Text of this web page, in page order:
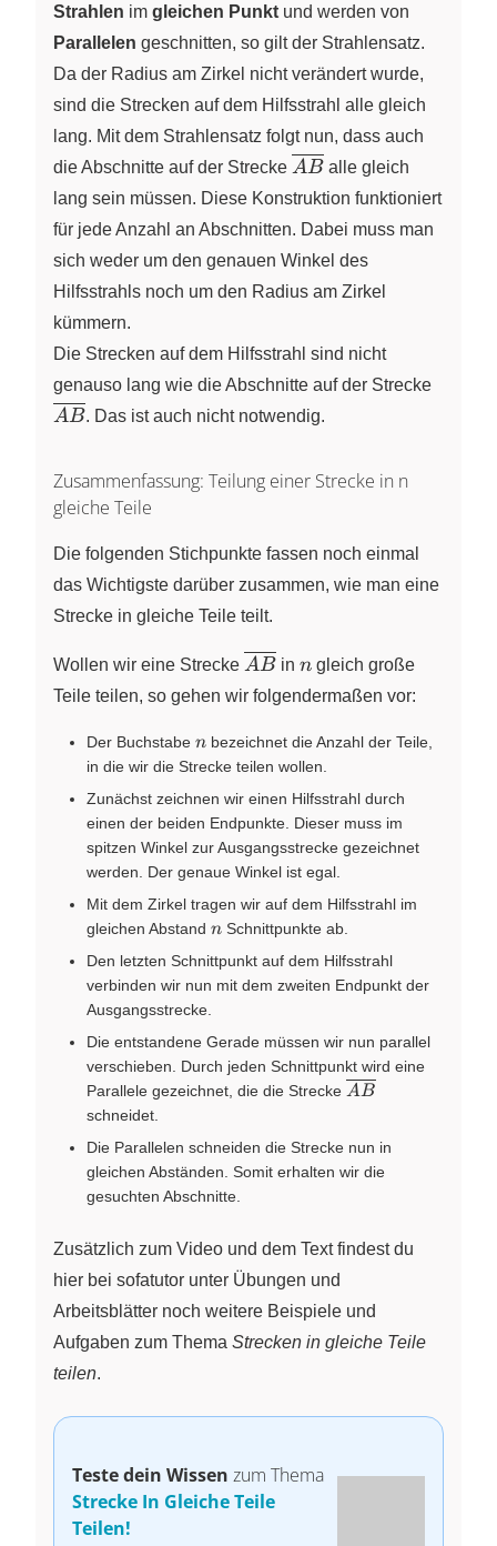
Strahlen im gleichen Punkt und werden von
Parallelen geschnitten, so gilt der Strahlensatz.
Da der Radius am Zirkel nicht verändert wurde,
sind die Strecken auf dem Hilfsstrahl alle gleich
lang. Mit dem Strahlensatz folgt nun, dass auch
die Abschnitte auf der Strecke \overline{AB}
AB alle gleich
lang sein müssen. Diese Konstruktion funktioniert
für jede Anzahl an Abschnitten. Dabei muss man
sich weder um den genauen Winkel des
Hilfsstrahls noch um den Radius am Zirkel
kümmern.
Die Strecken auf dem Hilfsstrahl sind nicht
genauso lang wie die Abschnitte auf der Strecke
AB. Das ist auch nicht notwendig.
Zusammenfassung: Teilung einer Strecke in n
gleiche Teile
Die folgenden Stichpunkte fassen noch einmal
das Wichtigste darüber zusammen, wie man eine
Strecke in gleiche Teile teilt.
Wollen wir eine Strecke \overline{AB}
AB in n
n gleich große
Teile teilen, so gehen wir folgendermaßen vor:
Der Buchstabe n
n bezeichnet die Anzahl der Teile,
in die wir die Strecke teilen wollen.
Zunächst zeichnen wir einen Hilfsstrahl durch
einen der beiden Endpunkte. Dieser muss im
spitzen Winkel zur Ausgangsstrecke gezeichnet
werden. Der genaue Winkel ist egal.
Mit dem Zirkel tragen wir auf dem Hilfsstrahl im
gleichen Abstand n
n Schnittpunkte ab.
Den letzten Schnittpunkt auf dem Hilfsstrahl
verbinden wir nun mit dem zweiten Endpunkt der
Ausgangsstrecke.
Die entstandene Gerade müssen wir nun parallel
verschieben. Durch jeden Schnittpunkt wird eine
Parallele gezeichnet, die die Strecke \overline{AB}
AB
schneidet.
Die Parallelen schneiden die Strecke nun in
gleichen Abständen. Somit erhalten wir die
gesuchten Abschnitte.
Zusätzlich zum Video und dem Text findest du
hier bei sofatutor unter Übungen und
Arbeitsblätter noch weitere Beispiele und
Aufgaben zum Thema Strecken in gleiche Teile
teilen.
Teste dein Wissen zum Thema
Strecke In Gleiche Teile
Teilen!